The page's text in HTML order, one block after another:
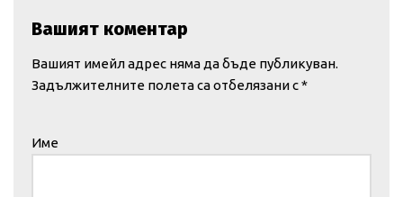
Вашият коментар
Вашият имейл адрес няма да бъде публикуван.
Задължителните полета са отбелязани с*
Име